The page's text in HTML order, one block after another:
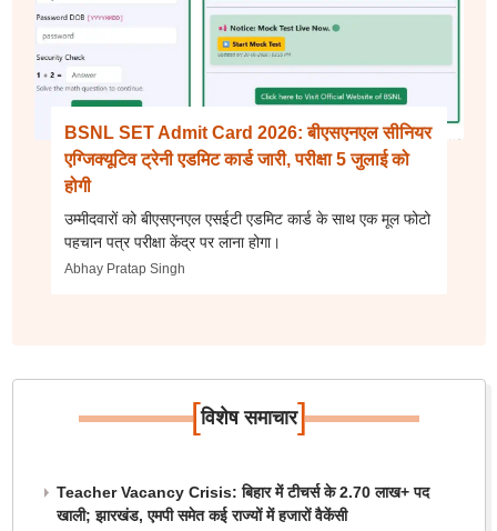
BSNL SET Admit Card 2026: बीएसएनएल सीनियर
एग्जिक्यूटिव ट्रेनी एडमिट कार्ड जारी, परीक्षा 5 जुलाई को
होगी
उम्मीदवारों को बीएसएनएल एसईटी एडमिट कार्ड के साथ एक मूल फोटो
पहचान पत्र परीक्षा केंद्र पर लाना होगा।
Abhay Pratap Singh
[विशेष समाचार]
Teacher Vacancy Crisis: बिहार में टीचर्स के 2.70 लाख+ पद
खाली; झारखंड, एमपी समेत कई राज्यों में हजारों वैकेंसी